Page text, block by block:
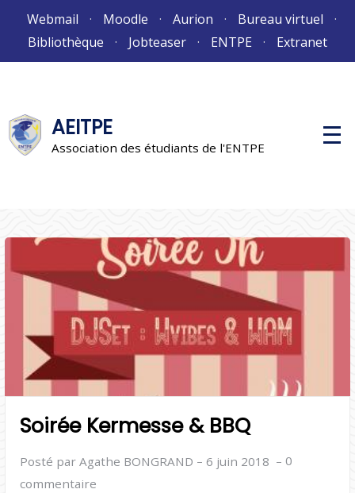
Webmail Moodle Aurion
Bureau virtuel
Bibliothèque
Jobteaser ENTPE Extranet
AEITPE
Association des étudiants de l'ENTPE
M
e
c
a
Soirée Kermesse & BBQ
Posté par Agathe BONGRAND – 6 juin 2018 – 0
commentaire